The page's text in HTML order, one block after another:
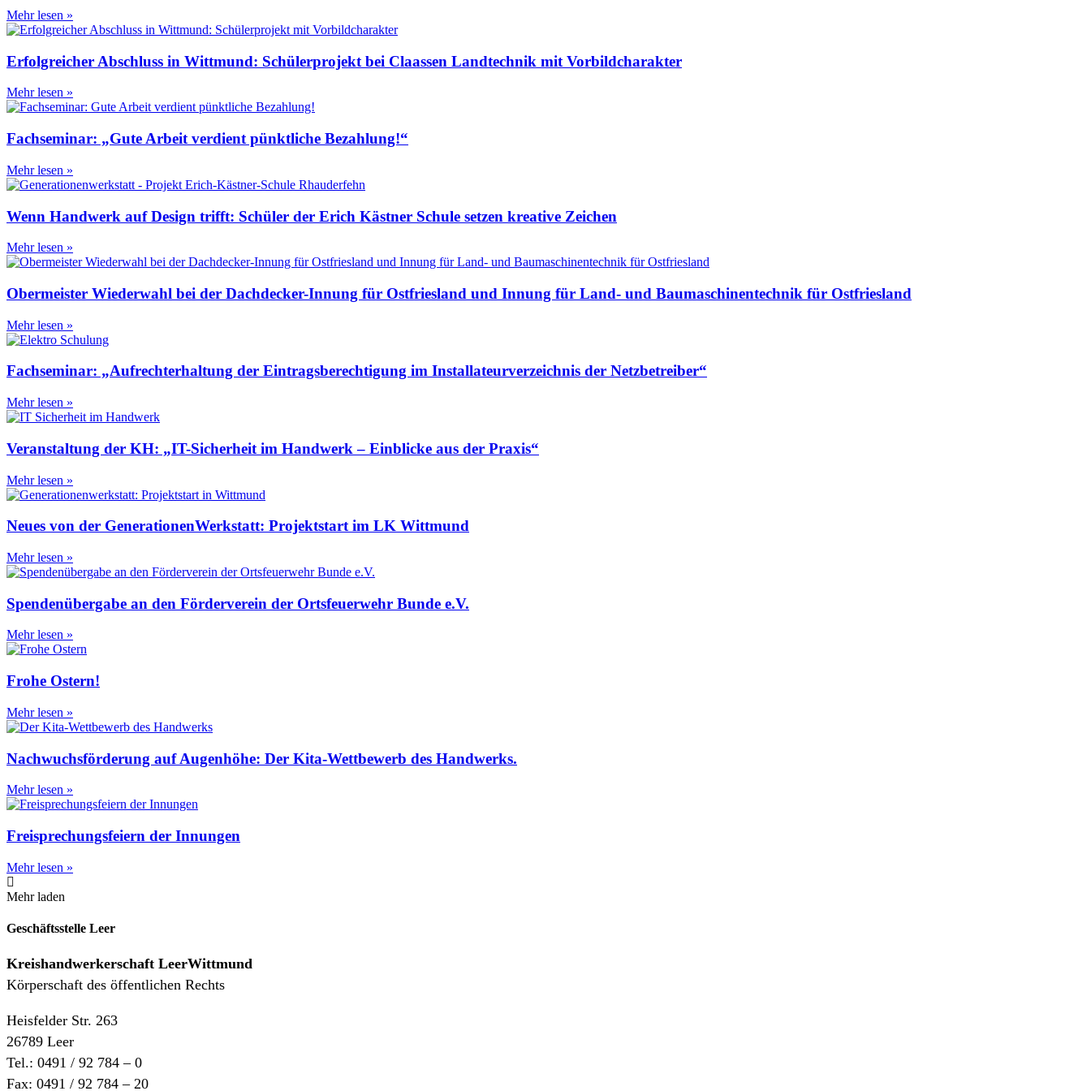
Mehr lesen »
Erfolgreicher Abschluss in Wittmund: Schülerprojekt bei Claassen Landtechnik mit Vorbildcharakter
Mehr lesen »
Fachseminar: „Gute Arbeit verdient pünktliche Bezahlung!“
Mehr lesen »
Wenn Handwerk auf Design trifft: Schüler der Erich Kästner Schule setzen kreative Zeichen
Mehr lesen »
Obermeister Wiederwahl bei der Dachdecker-Innung für Ostfriesland und Innung für Land- und Baumaschinentechnik für Ostfriesland
Mehr lesen »
Fachseminar: „Aufrechterhaltung der Eintragsberechtigung im Installateurverzeichnis der Netzbetreiber“
Mehr lesen »
Veranstaltung der KH: „IT-Sicherheit im Handwerk – Einblicke aus der Praxis“
Mehr lesen »
Neues von der GenerationenWerkstatt: Projektstart im LK Wittmund
Mehr lesen »
Spendenübergabe an den Förderverein der Ortsfeuerwehr Bunde e.V.
Mehr lesen »
Frohe Ostern!
Mehr lesen »
Nachwuchsförderung auf Augenhöhe: Der Kita-Wettbewerb des Handwerks.
Mehr lesen »
Freisprechungsfeiern der Innungen
Mehr lesen »
Mehr laden
Geschäftsstelle Leer
Kreishandwerkerschaft LeerWittmund
Körperschaft des öffentlichen Rechts
Heisfelder Str. 263
26789 Leer
Tel.: 0491 / 92 784 – 0
Fax: 0491 / 92 784 – 20